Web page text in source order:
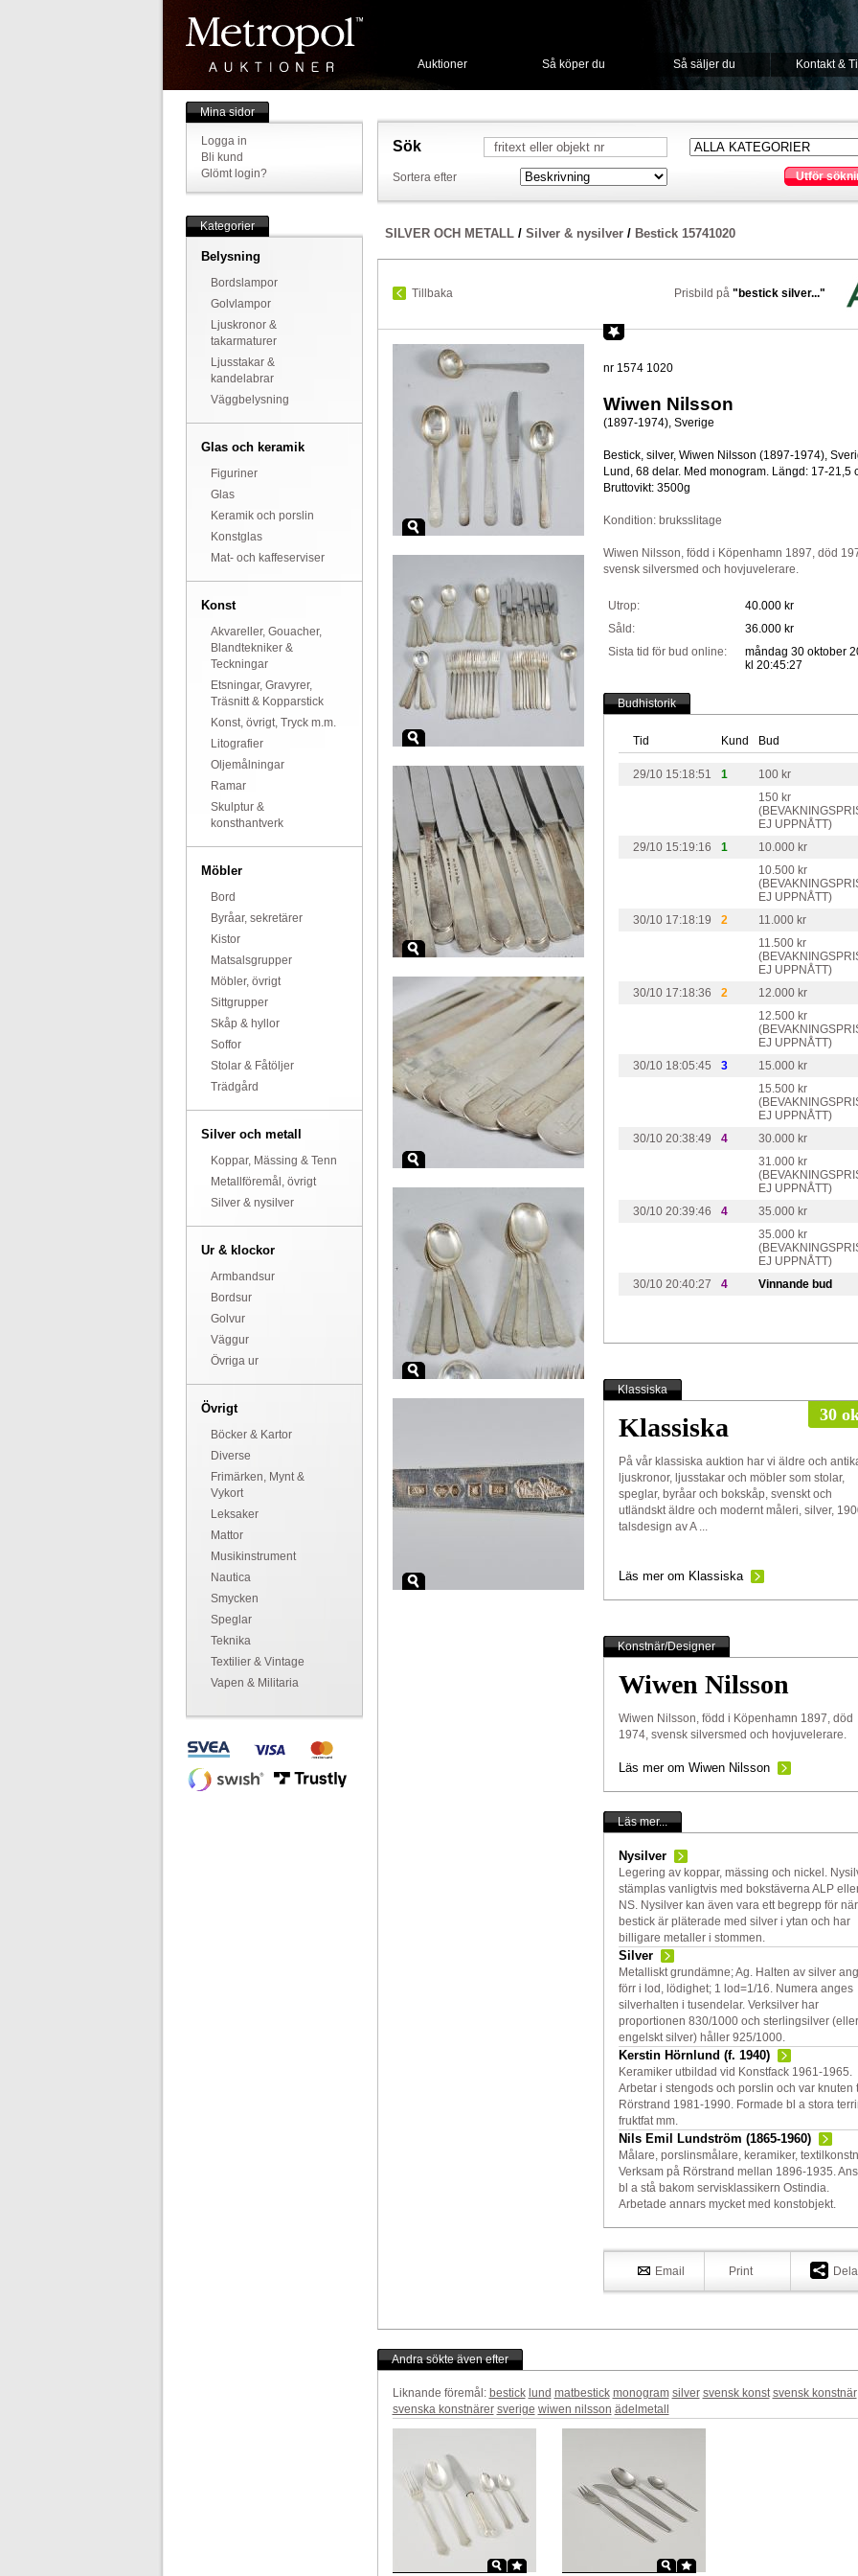
Auktioner Så köper du Så säljer du Kontakt &
Mina sidor
Logga in
Bli kund
Glömt login?
Kategorier
Belysning
Bordslampor
Golvlampor
Ljuskronor &
takarmaturer
Ljusstakar &
kandelabrar
Väggbelysning
Glas och keramik
Figuriner
Glas
Keramik och porslin
Konstglas
Mat- och kaffeserviser
Konst
Akvareller, Gouacher,
Blandtekniker &
Teckningar
Etsningar, Gravyrer,
Träsnitt & Kopparstick
Konst, övrigt, Tryck m.m.
Litografier
Oljemålningar
Ramar
Skulptur &
konsthantverk
Möbler
Bord
Byråar, sekretärer
Kistor
Matsalsgrupper
Möbler, övrigt
Sittgrupper
Skåp & hyllor
Soffor
Stolar & Fåtöljer
Trädgård
Silver och metall
Koppar, Mässing & Tenn
Metallföremål, övrigt
Silver & nysilver
Ur & klockor
Armbandsur
Bordsur
Golvur
Väggur
Övriga ur
Övrigt
Böcker & Kartor
Diverse
Frimärken, Mynt &
Vykort
Leksaker
Mattor
Musikinstrument
Nautica
Smycken
Speglar
Teknika
Textilier & Vintage
Vapen & Militaria
Sök
Sortera efter Utför
SILVER OCH METALL/ Silver & nysilver/ Bestick 15741020
Tillbaka Prisbild på "bestick silver..."
nr 1574 1020
Wiwen Nilsson
(1897-1974), Sverige
Bestick, silver, Wiwen Nilsson (1897-1974),
Lund, 68 delar. Med monogram. Längd: 17-21,5
Bruttovikt: 3500g
Kondition: bruksslitage
Wiwen Nilsson, född i Köpenhamn 1897, död
svensk silversmed och hovjuvelerare.
Utrop:
40.000 kr
Såld:
36.000 kr
Sista tid för bud online:
måndag 30 oktober
kl 20:45:27
Budhistorik
Tid Kund Bud
29/10 15:18:51 1
100 kr
150 kr
EJ UPPNÅTT)
29/10 15:19:16
1
10.000 kr
10.500 kr
EJ UPPNÅTT)
30/10 17:18:19
2
11.000 kr
11.500 kr
EJ UPPNÅTT)
30/10 17:18:36
2
12.000 kr
12.500 kr
EJ UPPNÅTT)
30/10 18:05:45
3
15.000 kr
15.500 kr
EJ UPPNÅTT)
30/10 20:38:49
4
30.000 kr
31.000 kr
EJ UPPNÅTT)
30/10 20:39:46
4
35.000 kr
35.000 kr
EJ UPPNÅTT)
30/10 20:40:27
4 Vinnande bud
Klassiska
30
Klassiska
På vår klassiska auktion har vi äldre och
ljuskronor, ljusstakar och möbler som stolar,
speglar, byråar och bokskåp, svenskt och
utländskt äldre och modernt måleri, silver,
talsdesign av A ...
Läs mer om Klassiska
Konstnär/Designer
Wiwen Nilsson
Wiwen Nilsson, född i Köpenhamn 1897, död
1974, svensk silversmed och hovjuvelerare.
Läs mer om Wiwen Nilsson
Läs mer...
Nysilver
Legering av koppar, mässing och nickel.
stämplas vanligtvis med bokstäverna ALP
NS. Nysilver kan även vara ett begrepp för
bestick är pläterade med silver i ytan och har
billigare metaller i stommen.
Silver
Metalliskt grundämne; Ag. Halten av silver
förr i lod, lödighet; 1 lod=1/16. Numera anges
silverhalten i tusendelar. Verksilver har
proportionen 830/1000 och sterlingsilver (eller
engelskt silver) håller 925/1000.
Kerstin Hörnlund (f. 1940)
Keramiker utbildad vid Konstfack 1961-1965.
Arbetar i stengods och porslin och var knuten
Rörstrand 1981-1990. Formade bl a stora
fruktfat mm.
Nils Emil Lundström (1865-1960)
Målare, porslinsmålare, keramiker,
Verksam på Rörstrand mellan 1896-1935.
bl a stå bakom servisklassikern Ostindia.
Arbetade annars mycket med konstobjekt.
Email Print Dela
Andra sökte även efter
Liknande föremål: bestick lund matbestick monogram silver svensk konst svensk konstnär
svenska konstnärer sverige wiwen nilsson ädelmetall